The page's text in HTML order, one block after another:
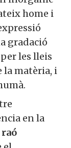
al
la
les
de la
l’ésser